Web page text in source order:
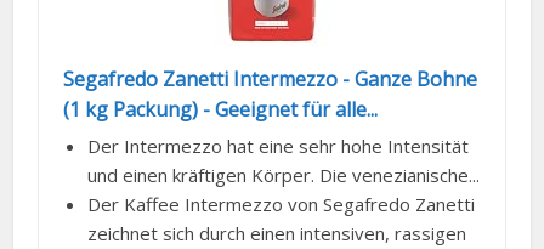
Segafredo Zanetti Intermezzo - Ganze Bohne
(1 kg Packung) - Geeignet für alle...
Der Intermezzo hat eine sehr hohe Intensität
und einen kräftigen Körper. Die venezianische...
Der Kaffee Intermezzo von Segafredo Zanetti
zeichnet sich durch einen intensiven, rassigen